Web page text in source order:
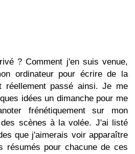
? Comment j'en suis venue,
ordinateur pour écrire de la
passé ainsi. Je me
idées un dimanche pour me
frénétiquement sur mon
scènes à la volée. J'ai listé
que j'aimerais voir apparaître
résumés pour chacune de ces